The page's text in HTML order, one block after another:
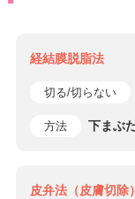
経結膜脱脂法
切る/切らない
方法 下まぶ
皮弁法（皮膚切除）